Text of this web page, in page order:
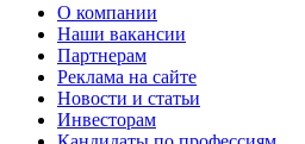
О компании
Наши вакансии
Партнерам
Реклама на сайте
Новости и статьи
Инвесторам